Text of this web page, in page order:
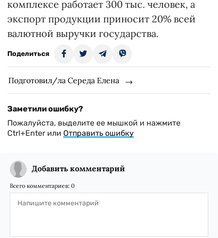
комплексе работает 300 тыс. человек, а
экспорт продукции приносит 20% всей
валютной выручки государства.
Поделиться
Подготовил/ла Середа Елена
Заметили ошибку?
Пожалуйста, выделите ее мышкой и нажмите
Ctrl+Enter или Отправить ошибку
Добавить комментарий
Всего комментариев: 0